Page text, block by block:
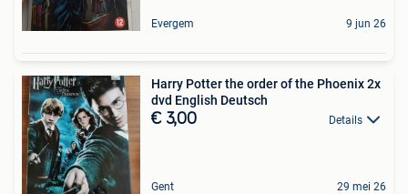
Evergem 9 jun 26
Harry Potter the order of the Phoenix 2x
dvd English Deutsch
€ 3,00 Details
Gent 29 mei 26